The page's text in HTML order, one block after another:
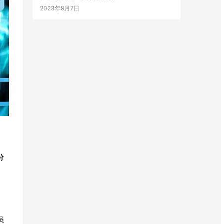
2023年9月7日